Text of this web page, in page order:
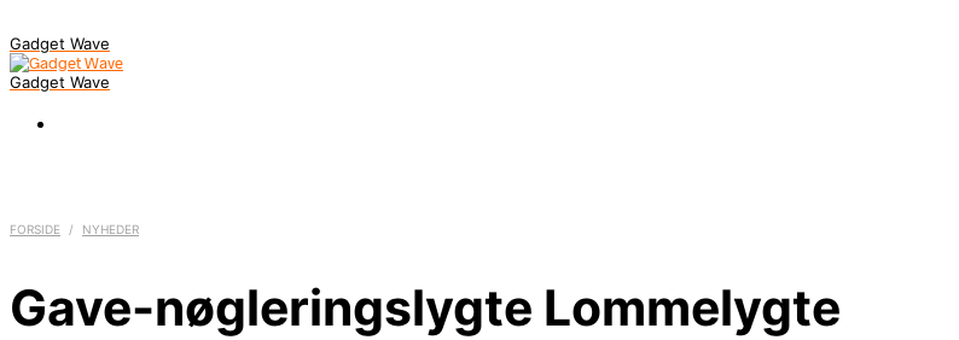
Gadget Wave
Gadget Wave
FORSIDE / NYHEDER
Gave-nøgleringslygte Lommelygte